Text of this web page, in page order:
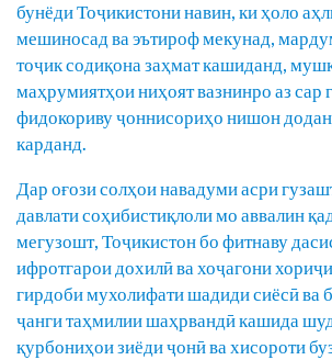
бунёди Тоҷикистони навин, ки ҳоло
мешиносад ва эътироф мекунад,
тоҷик содиқона заҳмат кашиданд,
маҳрумиятҳои ниҳоят вазнинро аз сар
фидокориву ҷоннисориҳо нишон
карданд.
Дар оғози солҳои навадуми асри
давлати соҳибистиқлоли мо аввалин
мегузошт, Тоҷикистон бо фитнаву
ифротгарои дохилӣ ва хоҷагони
гирдоби мухолифати шадиди сиёсӣ ва
ҷанги таҳмилии шаҳрвандӣ кашида
қурбониҳои зиёди ҷонӣ ва хисороти